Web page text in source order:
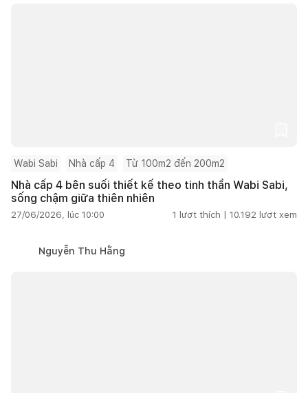
Wabi Sabi Nhà cấp 4 Từ 100m2 đến 200m2
Nhà cấp 4 bên suối thiết kế theo tinh thần Wabi Sabi,
sống chậm giữa thiên nhiên
27/06/2026, lúc 10:00 1 lượt thích | 10.192 lượt xem
Nguyễn Thu Hằng